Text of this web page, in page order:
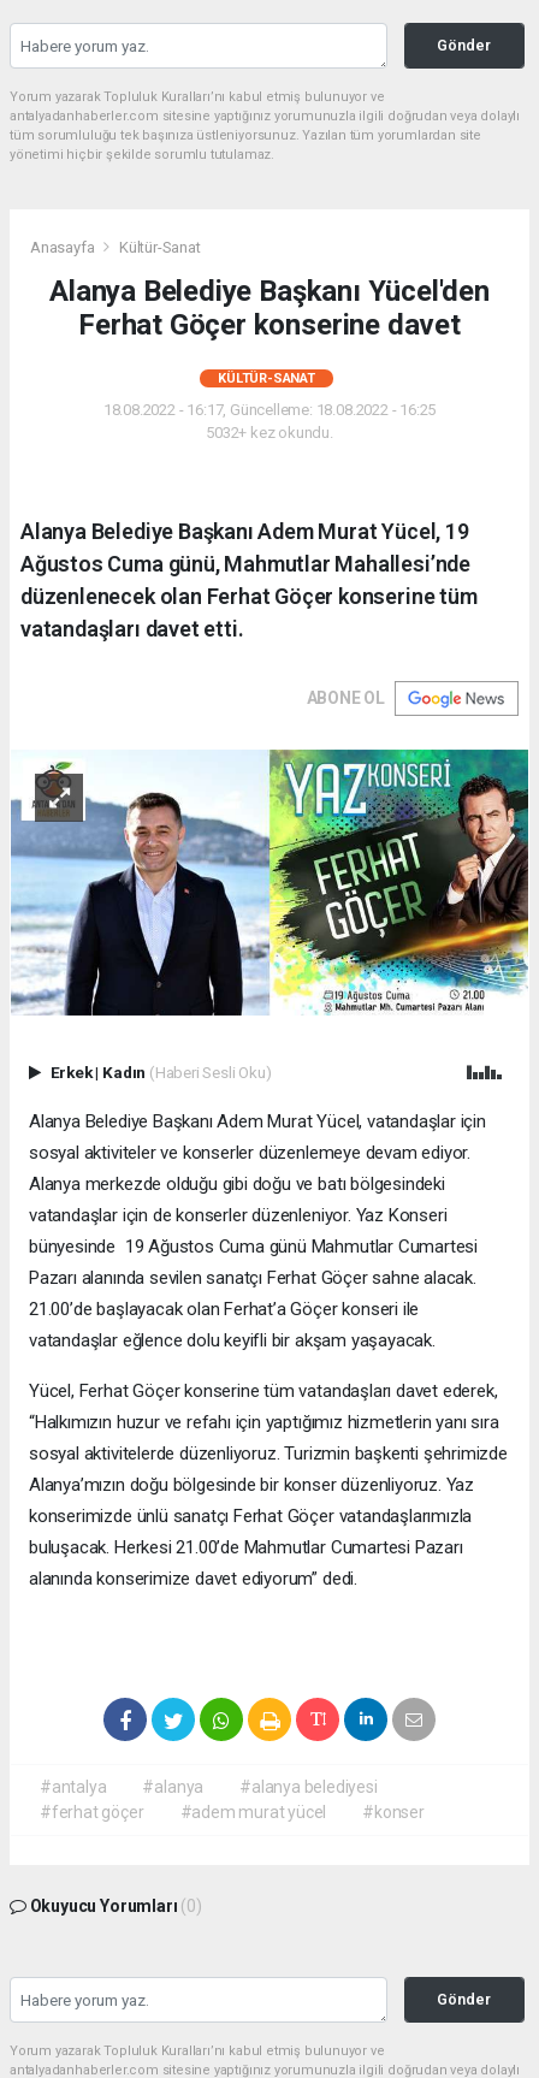
Gönder
Yorum yazarak Topluluk Kuralları’nı kabul etmiş bulunuyor ve
antalyadanhaberler.com sitesine yaptığınız yorumunuzla ilgili doğrudan veya dolaylı
tüm sorumluluğu tek başınıza üstleniyorsunuz. Yazılan tüm yorumlardan site
yönetimi hiçbir şekilde sorumlu tutulamaz.
Anasayfa Kültür-Sanat
Alanya Belediye Başkanı Yücel'den
Ferhat Göçer konserine davet
KÜLTÜR-SANAT
18.08.2022 - 16:17, Güncelleme: 18.08.2022 - 16:25
5032+ kez okundu.
Alanya Belediye Başkanı Adem Murat Yücel, 19
Ağustos Cuma günü, Mahmutlar Mahallesi’nde
düzenlenecek olan Ferhat Göçer konserine tüm
vatandaşları davet etti.
ABONE OL
Erkek| Kadın (Haberi Sesli Oku)
Alanya Belediye Başkanı Adem Murat Yücel, vatandaşlar için
sosyal aktiviteler ve konserler düzenlemeye devam ediyor.
Alanya merkezde olduğu gibi doğu ve batı bölgesindeki
vatandaşlar için de konserler düzenleniyor. Yaz Konseri
bünyesinde 19 Ağustos Cuma günü Mahmutlar Cumartesi
Pazarı alanında sevilen sanatçı Ferhat Göçer sahne alacak.
21.00’de başlayacak olan Ferhat’a Göçer konseri ile
vatandaşlar eğlence dolu keyifli bir akşam yaşayacak.
Yücel, Ferhat Göçer konserine tüm vatandaşları davet ederek,
“Halkımızın huzur ve refahı için yaptığımız hizmetlerin yanı sıra
sosyal aktivitelerde düzenliyoruz. Turizmin başkenti şehrimizde
Alanya’mızın doğu bölgesinde bir konser düzenliyoruz. Yaz
konserimizde ünlü sanatçı Ferhat Göçer vatandaşlarımızla
buluşacak. Herkesi 21.00’de Mahmutlar Cumartesi Pazarı
alanında konserimize davet ediyorum” dedi.
#antalya #alanya
#alanya belediyesi
#ferhat göçer
#adem murat yücel #konser
Okuyucu Yorumları (0)
Gönder
Yorum yazarak Topluluk Kuralları’nı kabul etmiş bulunuyor ve
antalyadanhaberler.com sitesine yaptığınız yorumunuzla ilgili doğrudan veya dolaylı